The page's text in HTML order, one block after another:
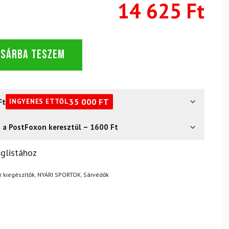
14 625 Ft
TESZEM
INGYENES ETTŐL35 000 FT
a PostFoxon keresztül – 1600 Ft
gond – a terméket egyszerűen visszaküldheti 14
kiegészítők, NYÁRI SPORTOK, Sárvédők